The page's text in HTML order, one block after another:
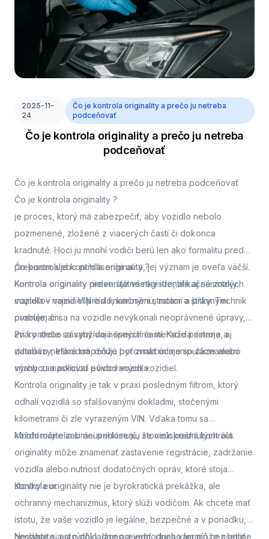
2025-11-
24
Čo je kontrola originality a prečo ju netreba
podceňovať
Čo je kontrola originality a prečo ju netreba
podceňovať
Čo je kontrola originality a prečo ju netreba podceňovať
Čo je kontrola originality ?
je proces, ktorý má zabezpečiť, aby vozidlo nebolo
pozmenené, zložené z viacerých častí či dokonca
kradnuté. Hoci ju mnohí vodiči berú len ako formalitu pred
prepisom alebo prihlásením auta, jej význam je oveľa väčší.
Kontrola originality nielen štátne registre, ale aj samotných
majiteľov vozidiel pred finančnými stratami a právnymi
problémami.
Čo kontroluje kontrola originality ?
Kontrola originality preveruje všetky identifikačné znaky
vozidla – najmä VIN číslo, karosériu, motor a štítky. Technik
overuje, či sa na vozidle nevykonali neoprávnené úpravy,
zvary alebo zásahy do nosných častí. Každá zmena, aj
zdanlivo neškodná, môže byť znakom manipulácie alebo
snahy zamaskovať pôvod vozidla.
Pri kontrole sa využívajú špeciálne meracie prístroje a
databázy, ktoré umožňujú porovnať údaje so záznamami
výrobcu a políciou evidovaných vozidiel.
Kontrola originality je tak v praxi posledným filtrom, ktorý
odhalí vozidlá so sfalšovanými dokladmi, stočenými
kilometrami či zle vyrazeným VIN. Vďaka tomu sa
každoročne zabráni prihláseniu stoviek kradnutých áut.
Mnohí majitelia si neuvedomujú, že neúspešná kontrola
originality môže znamenať zastavenie registrácie, zadržanie
vozidla alebo nutnosť dodatočných opráv, ktoré stoja
stovky eur.
Kontrola originality nie je byrokratická prekážka, ale
ochranný mechanizmus, ktorý slúži vodičom. Ak chcete mať
istotu, že vaše vozidlo je legálne, bezpečné a v poriadku,
nechajte si auto dôkladne preveriť.dnes vám môže ušetriť
Neváhajte asi rýchlo, lacno a jednoducho termín cez online